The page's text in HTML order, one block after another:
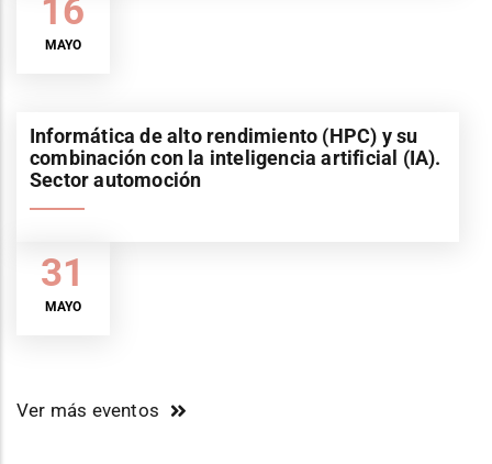
16
MAYO
31
MAYO
Informática de alto rendimiento (HPC) y su
combinación con la inteligencia artificial (IA).
Sector automoción
Ver más eventos